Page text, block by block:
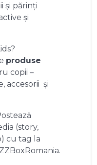
și părinți
și
produse
copii –
accesorii și
(story,
cu tag la